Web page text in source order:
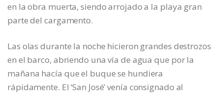
en la obra muerta, siendo arrojado a la playa gran
parte del cargamento.
Las olas durante la noche hicieron grandes destrozos
en el barco, abriendo una vía de agua que por la
mañana hacía que el buque se hundiera
rápidamente. El ‘San José’ venía consignado al